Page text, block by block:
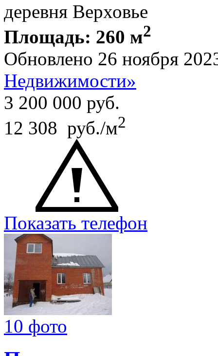
деревня Верховье
Площадь: 260 м2
Обновлено 26 ноября
Недвижимости»
3 200 000 руб.
12 308 руб./м2
Показать телефон
10 фото